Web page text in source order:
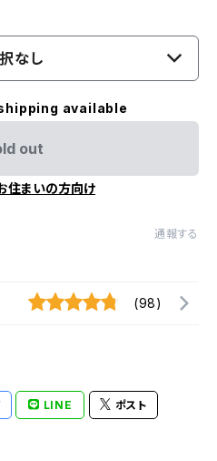
なし
available
out
住まいの方向け
通報する
(98)
LINE ポスト